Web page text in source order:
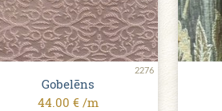
2276
Gobelēns
44.00 € /m